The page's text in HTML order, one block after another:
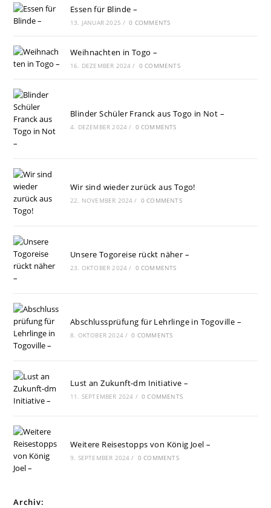
Essen für Blinde –
13. JANUAR 2025 / 0 COMMENTS
Weihnachten in Togo –
16. DEZEMBER 2024 / 0 COMMENTS
Blinder Schüler Franck aus Togo in Not –
4. DEZEMBER 2024 / 0 COMMENTS
Wir sind wieder zurück aus Togo!
22. NOVEMBER 2024 / 0 COMMENTS
Unsere Togoreise rückt näher –
23. OKTOBER 2024 / 0 COMMENTS
Abschlussprüfung für Lehrlinge in Togoville –
8. OKTOBER 2024 / 0 COMMENTS
Lust an Zukunft-dm Initiative –
11. SEPTEMBER 2024 / 0 COMMENTS
Weitere Reisestopps von König Joel –
9. SEPTEMBER 2024 / 0 COMMENTS
Archiv: